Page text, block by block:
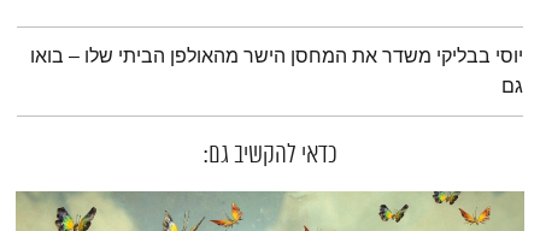
תמצית הפודקאסט
יוסי בבליקי משדר את המחסן הישר מהאולפן הביתי שלו – בואו
גם
כדאי להקשיב גם: